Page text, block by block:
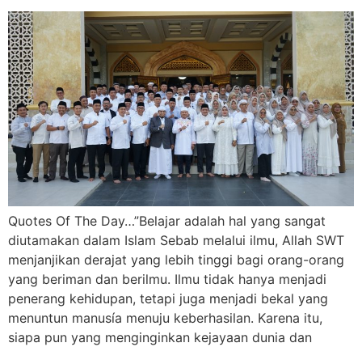
Quotes Of The Day…”Belajar adalah hal yang sangat
diutamakan dalam Islam Sebab melalui ilmu, Allah SWT
menjanjikan derajat yang lebih tinggi bagi orang-orang
yang beriman dan berilmu. Ilmu tidak hanya menjadi
penerang kehidupan, tetapi juga menjadi bekal yang
menuntun manusía menuju keberhasilan. Karena itu,
siapa pun yang menginginkan kejayaan dunia dan